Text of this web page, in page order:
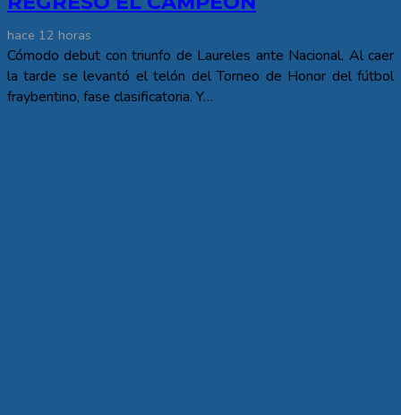
hace 12 horas
Cómodo debut con triunfo de Laureles ante Nacional. Al caer
la tarde se levantó el telón del Torneo de Honor del fútbol
fraybentino, fase clasificatoria. Y…